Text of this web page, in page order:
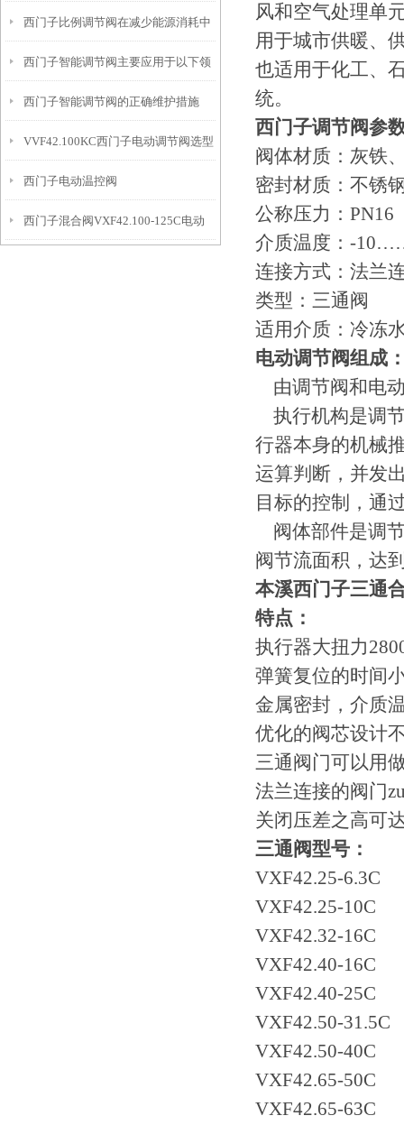
质
西门子比例调节阀在减少能源消耗中
的贡献
西门子智能调节阀主要应用于以下领
域中
西门子智能调节阀的正确维护措施
VVF42.100KC西门子电动调节阀选型
指导
西门子电动温控阀
VVF42.125KC+SKC62接线
西门子混合阀VXF42.100-125C电动
风和空气处理单
用于城市供暖、
也适用于化工、
统。
西门子调节阀参
阀体材质：灰铁
密封材质：不锈
公称压力：PN16
介质温度：-
连接方式：法兰
类型：三通阀
适用介质：冷冻
电动调节阀组成
由调节阀和电
执行机构是调
行器本身的机械
运算判断，并发
目标的控制，通
阀体部件是调
阀节流面积，达
本溪西门子三通
特点：
执行器大扭力
弹簧复位的时间
金属密封，介质
优化的阀芯设计
三通阀门可以用
法兰连接的阀门
关闭压差之高可
三通阀型号：
VXF42.25-6.3C
VXF42.25-10C
VXF42.32-16C
VXF42.40-16C
VXF42.40-25C
VXF42.50-31.5C
VXF42.50-40C
VXF42.65-50C
VXF42.65-63C